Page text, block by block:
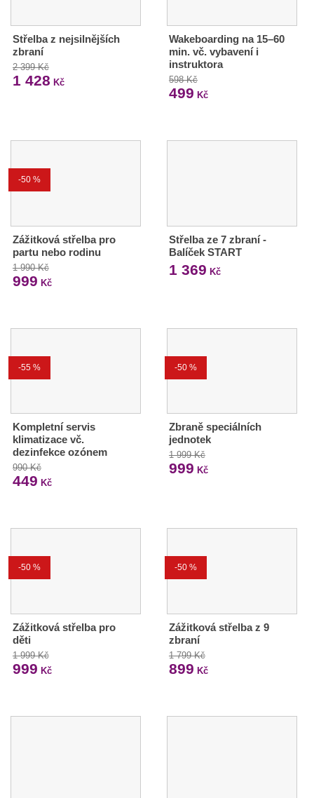
Střelba z nejsilnějších
zbraní
2 399 Kč
1 428 Kč
Wakeboarding na 15–60
min. vč. vybavení i
instruktora
598 Kč
499 Kč
-50 %
Zážitková střelba pro
partu nebo rodinu
1 990 Kč
999 Kč
Střelba ze 7 zbraní -
Balíček START
1 369 Kč
-55 %
Kompletní servis
klimatizace vč.
dezinfekce ozónem
990 Kč
449 Kč
-50 %
Zbraně speciálních
jednotek
1 999 Kč
999 Kč
-50 %
Zážitková střelba pro
děti
1 999 Kč
999 Kč
-50 %
Zážitková střelba z 9
zbraní
1 799 Kč
899 Kč